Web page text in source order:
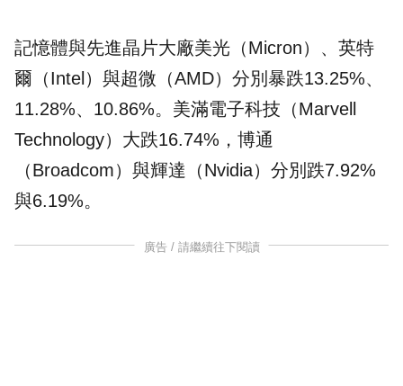
記憶體與先進晶片大廠美光（Micron）、英特
爾（Intel）與超微（AMD）分別暴跌13.25%、
11.28%、10.86%。美滿電子科技（Marvell
Technology）大跌16.74%，博通
（Broadcom）與輝達（Nvidia）分別跌7.92%
與6.19%。
廣告 / 請繼續往下閱讀